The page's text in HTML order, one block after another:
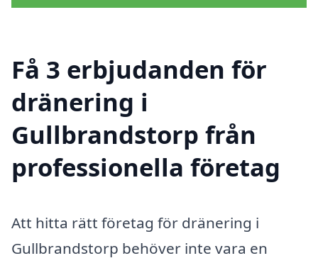
Få 3 erbjudanden för
dränering i
Gullbrandstorp från
professionella företag
Att hitta rätt företag för dränering i
Gullbrandstorp behöver inte vara en